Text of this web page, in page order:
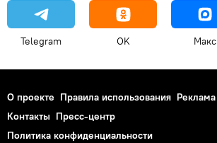
Telegram OK Макс
О проекте Правила использования Реклама
Контакты Пресс-центр
Политика конфиденциальности